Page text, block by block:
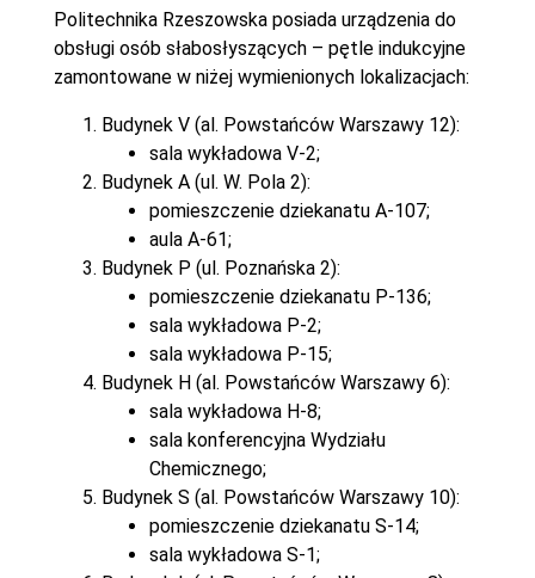
Politechnika Rzeszowska posiada urządzenia do
obsługi osób słabosłyszących – pętle indukcyjne
zamontowane w niżej wymienionych lokalizacjach:
Budynek V (al. Powstańców Warszawy 12):
sala wykładowa V-2;
Budynek A (ul. W. Pola 2):
pomieszczenie dziekanatu A-107;
aula A-61;
Budynek P (ul. Poznańska 2):
pomieszczenie dziekanatu P-136;
sala wykładowa P-2;
sala wykładowa P-15;
Budynek H (al. Powstańców Warszawy 6):
sala wykładowa H-8;
sala konferencyjna Wydziału
Chemicznego;
Budynek S (al. Powstańców Warszawy 10):
pomieszczenie dziekanatu S-14;
sala wykładowa S-1;